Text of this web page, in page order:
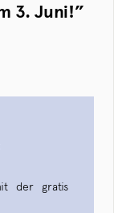
3. Juni!”
der gratis